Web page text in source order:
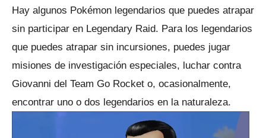
Hay algunos Pokémon legendarios que puedes atrapar
sin participar en Legendary Raid. Para los legendarios
que puedes atrapar sin incursiones, puedes jugar
misiones de investigación especiales, luchar contra
Giovanni del Team Go Rocket o, ocasionalmente,
encontrar uno o dos legendarios en la naturaleza.